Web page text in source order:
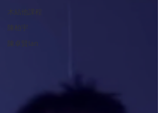
木結他課程
陳柏宇
陳卓賢Ian